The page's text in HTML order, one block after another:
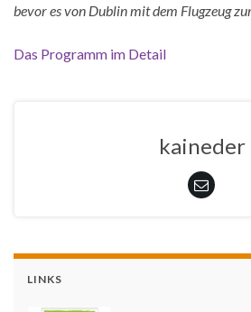
bevor es von Dublin mit dem Flugzeug
Das Programm im Detail
kaineder
LINKS